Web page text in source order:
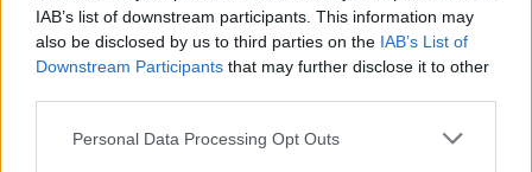
IAB’s list of downstream participants. This information may
also be disclosed by us to third parties on the IAB’s List of
Downstream Participants that may further disclose it to other
Please note that this website/app uses one or more Google
Personal Data Processing Opt Outs
Ελλάδα|10.07.2024 06:55
Ισθμός Κορίνθου: Παιδιά και αποπαίδια